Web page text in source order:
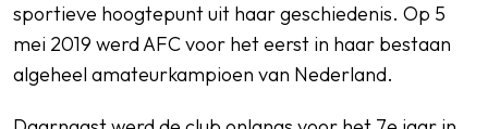
sportieve hoogtepunt uit haar geschiedenis. Op 5
mei 2019 werd AFC voor het eerst in haar bestaan
algeheel amateurkampioen van Nederland.